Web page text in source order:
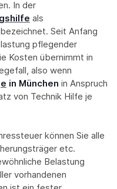
In der
als
Seit Anfang
pflegender
Kosten übernimmt in
also wenn
in München in Anspruch
von Technik Hilfe je
können Sie alle
etc.
Belastung
vorhandenen